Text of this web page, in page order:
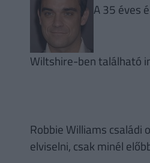
A 35 éves
Wiltshire-ben található
Robbie Williams
elviselni, csak minél